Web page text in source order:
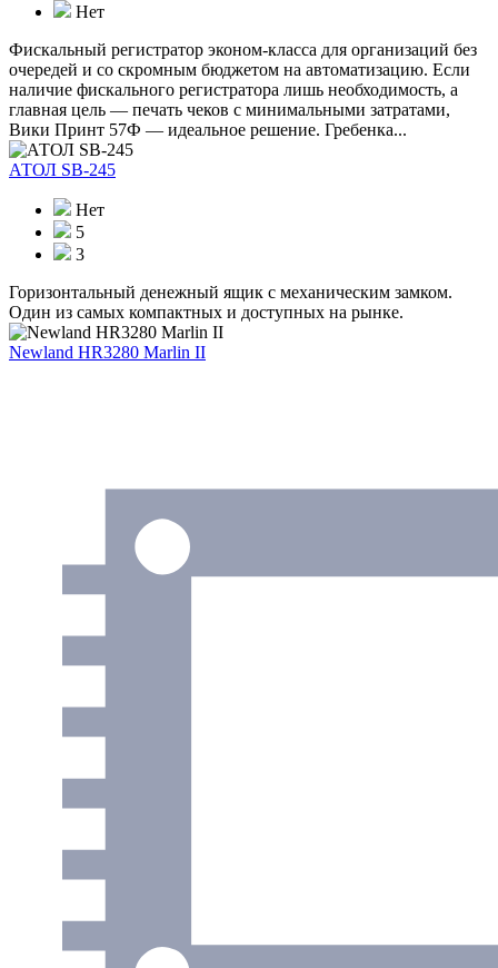
Нет
Фискальный регистратор эконом-класса для организаций без
очередей и со скромным бюджетом на автоматизацию. Если
наличие фискального регистратора лишь необходимость, а
главная цель — печать чеков с минимальными затратами,
Вики Принт 57Ф — идеальное решение. Гребенка...
АТОЛ SB-245
Нет
5
3
Горизонтальный денежный ящик с механическим замком.
Один из самых компактных и доступных на рынке.
Newland HR3280 Marlin II